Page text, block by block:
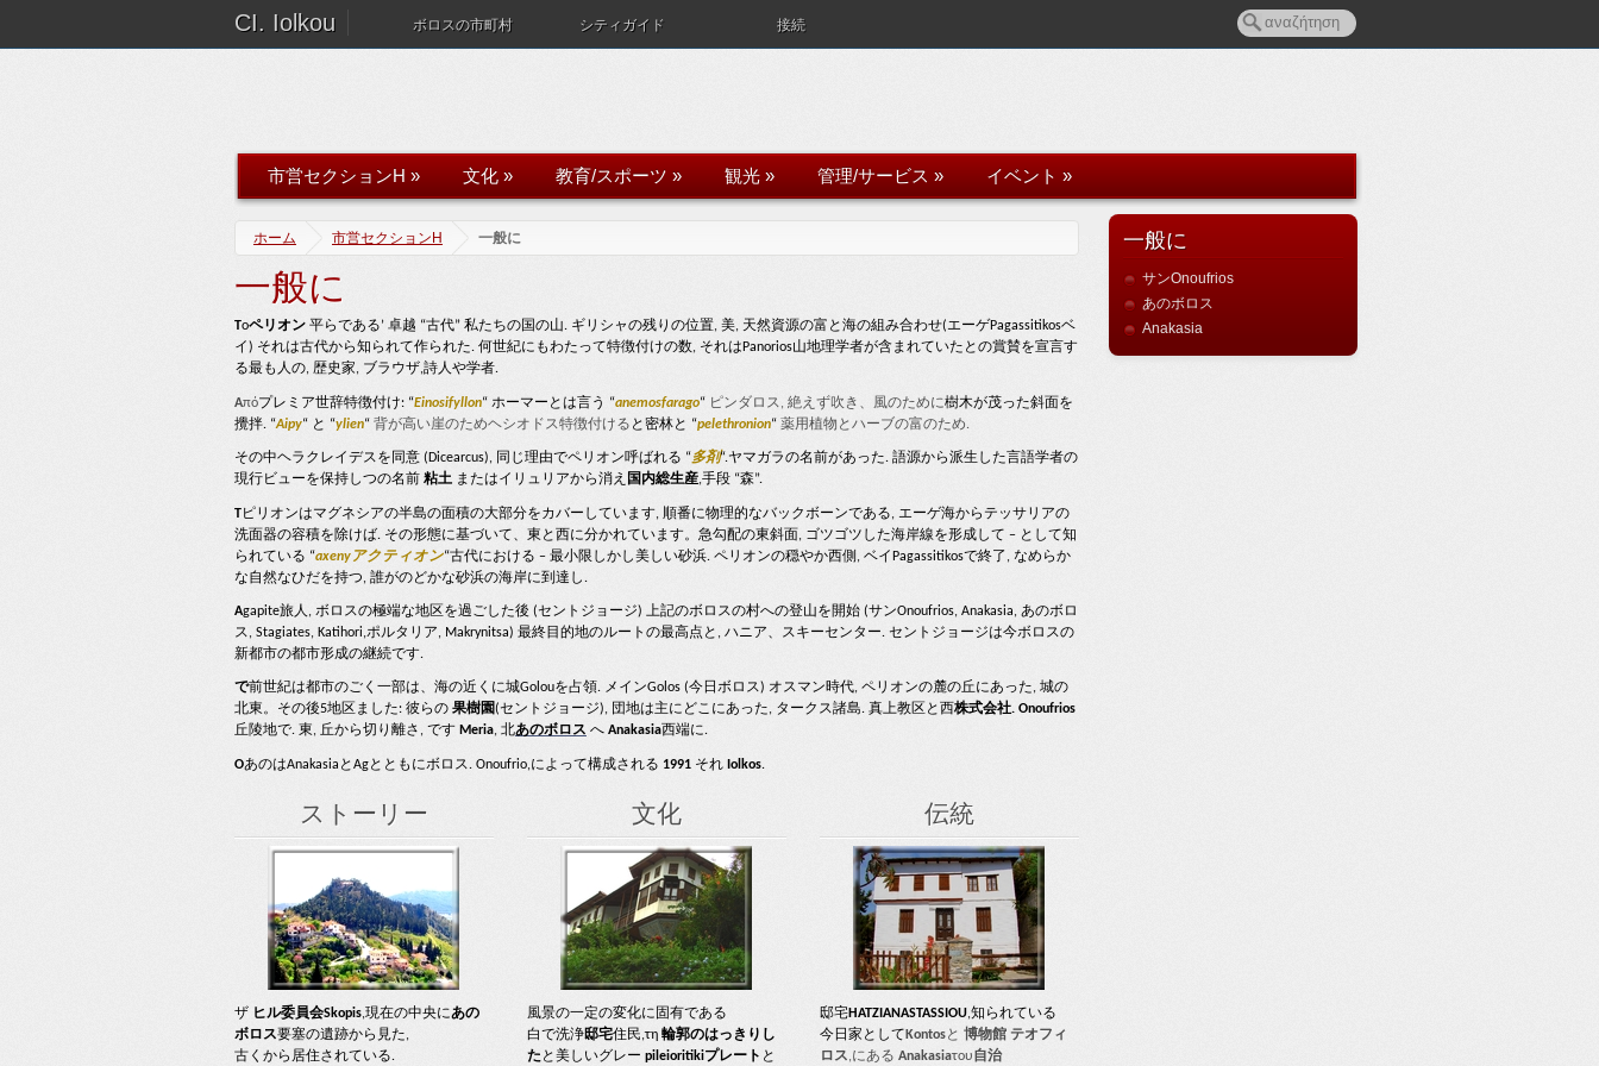
CI. Iolkou ボロスの市町村 シティガイド 接続
市営セクションH » 文化 » 教育/スポーツ » 観光 » 管理/サービス » イベント »
ホーム 市営セクションH 一般に
一般に
Tοペリオン 平らである’ 卓越 “古代” 私たちの国の山. ギリシャの残りの位置, 美, 天然資源の富と海の組み合わせ(エーゲPagassitikosベ
イ) それは古代から知られて作られた. 何世紀にもわたって特徴付けの数, それはPanorios山地理学者が含まれていたとの賞賛を宣言す
る最も人の, 歴史家, ブラウザ,詩人や学者.
Aπόプレミア世辞特徴付け: “Einosifyllon“ ホーマーとは言う “anemosfarago“ ピンダロス, 絶えず吹き、風のために樹木が茂った斜面を
攪拌. “Aipy“ と “ylien“ 背が高い崖のためヘシオドス特徴付ける と密林と “pelethronion“ 薬用植物とハーブの富のため.
その中ヘラクレイデスを同意 (Dicearcus), 同じ理由でペリオン呼ばれる “多剤“.ヤマガラの名前があ​​った. 語源から派生した言語学者の
現行ビューを保持しつの名前 粘土 またはイリュリアから消え 国内総生産,手段 “森”.
T ピリオンはマグネシアの半島の面積の大部分をカバーしています, 順番に物理的なバックボーンである, エーゲ海からテッサリアの
洗面器の容積を除けば. その形態に基づいて、東と西に分かれています。急勾配の東斜面, ゴツゴツした海岸線を形成して – として知
られている “axenyアクティオン“古代における – 最小限しかし美しい砂浜. ペリオンの穏やか西側, ベイPagassitikosで終了, なめらか
な自然なひだを持つ, 誰がのどかな砂浜の海岸に到達し.
Agapite旅人, ボロスの極端な地区を過ごした後 (セントジョージ) 上記のボロスの村への登山を開始 (サンOnoufrios, Anakasia, あのボロ
ス, Stagiates, Katihori,ポルタリア, Makrynitsa) 最終目的地のルートの最高点と, ハニア、スキーセンター. セントジョージは今ボロスの
新都市の都市形成の継続です.
で前世紀は都市のごく一部は、海の近くに城Golouを占領. メインGolos (今日ボロス) オスマン時代, ペリオンの麓の丘にあった, 城の
北東。その後5地区ました: 彼らの 果樹園(セントジョージ), 団地は主にどこにあった, タークス諸島. 真上教区 と西株式会社. Onoufrios
丘陵地で. 東, 丘から切り離さ, です Meria, 北あのボロス へ Anakasia西端に.
ΟあのはAnakasiaとAgとともにボロス. Onoufrio,によって構成される 1991 それ Iolkos.
ストーリー
ザ ヒル委員会Skopis,現在の中央にあの
ボロス要塞の遺跡から見た,
古くから居住されている.
文化
風景の一定の変化に固有である
白で洗浄邸宅住民,τη輪郭のはっきりし
た と美しいグレーpileioritikiプレート と
伝統
邸宅HATZIANASTASSIOU,知られている
今日家として Kontosと博物館 テオフィ
ロス,にあるAnakasiaτου 自治
一般に
サンOnoufrios
あのボロス
Anakasia